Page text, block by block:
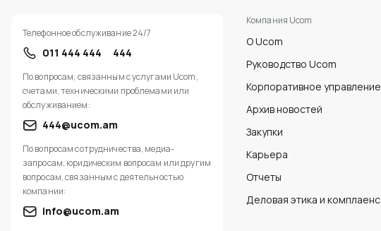
Компания Ucom
О Ucom
Руководство Ucom
Корпоративное управление
Архив новостей
Закупки
Карьера
Отчеты
Деловая этика и комплаенс
Телефонное обслуживание 24/7
011 444 444 444
По вопросам, связанным с услугами Ucom,
счетами, техническими проблемами или
обслуживанием:
444@ucom.am
По вопросам сотрудничества, медиа-
запросам, юридическим вопросам или другим
вопросам, связанным с деятельностью
компании:
info@ucom.am